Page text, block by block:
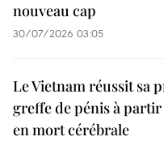
nouveau cap
30/07/2026 03:05
Le Vietnam réussit sa
greffe de pénis à
en mort cérébrale